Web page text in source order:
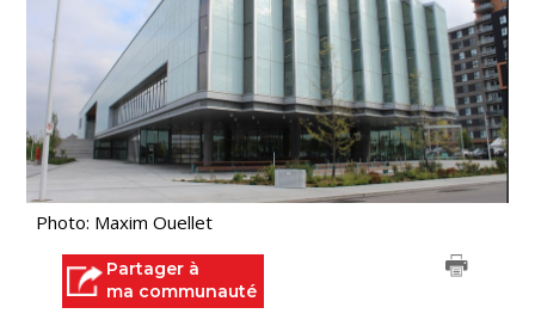
Photo: Maxim Ouellet
Partager à
ma communauté